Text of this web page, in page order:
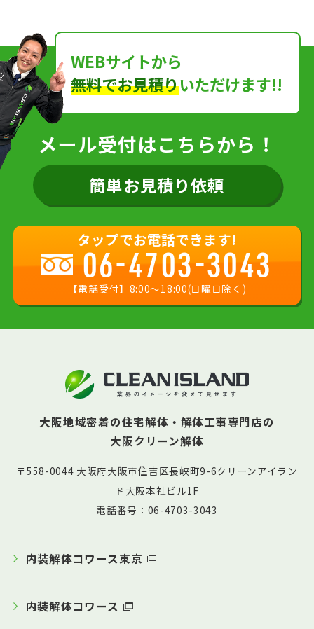
WEBサイトから
無料でお見積りいただけます!!
メール受付はこちらから！
簡単お見積り依頼
タップでお電話できます!
06-4703-3043
【電話受付】8:00〜18:00(日曜日除く)
大阪地域密着の住宅解体・解体工事専門店の
大阪クリーン解体
〒558-0044 大阪府大阪市住吉区長峡町9-6クリーンアイラン
ド大阪本社ビル1F
電話番号：06-4703-3043
内装解体コワース東京
内装解体コワース